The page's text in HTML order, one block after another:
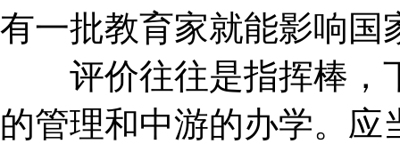
有一批教育家就能影响国
评价往往是指挥棒，
的管理和中游的办学。